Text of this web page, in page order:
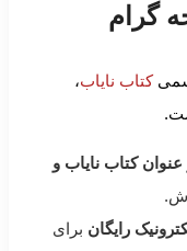
گرام
کتاب نایاب،
کتاب نایاب و
رایگان برای